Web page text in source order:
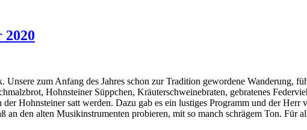
Unsere zum Anfang des Jahres schon zur Tradition gewordene
Hohnsteiner Süppchen, Kräuterschweinebraten, gebratenes
Hohnsteiner satt werden. Dazu gab es ein lustiges Programm und der
den alten Musikinstrumenten probieren, mit so manch schrägem Ton. Für